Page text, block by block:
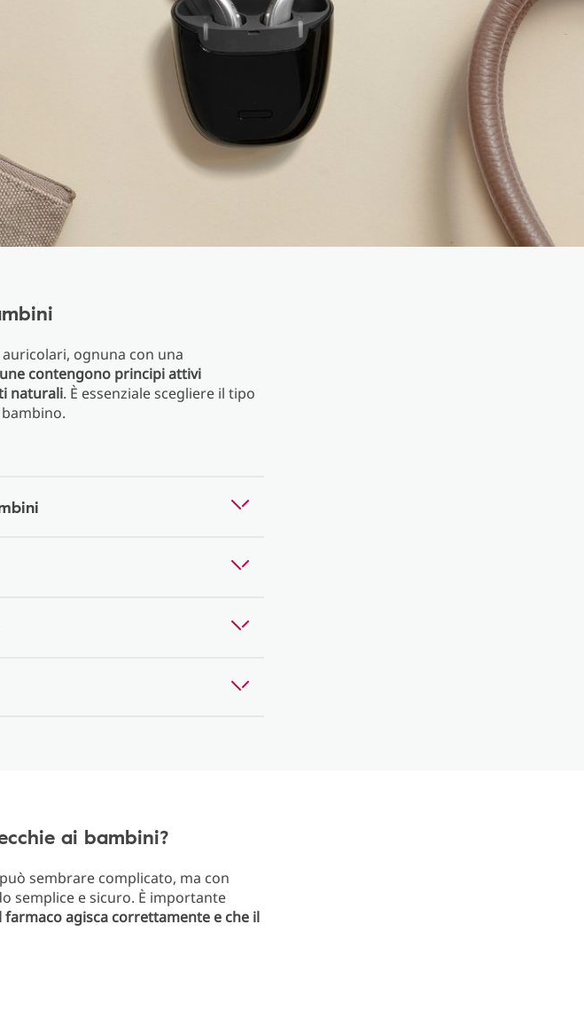
ognuna con una
contengono principi attivi
naturali. È essenziale scegliere il tipo
ai bambini​?
sembrare complicato, ma con
semplice e sicuro. È importante
agisca correttamente e che il